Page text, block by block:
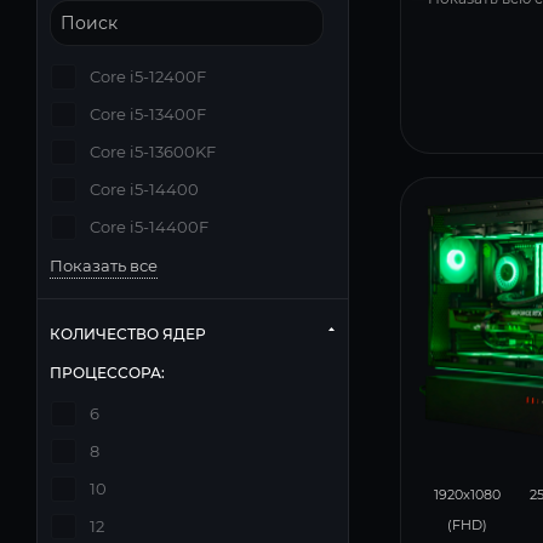
1920x1080
(FHD)
Core i5-12400F
Core i5-13400F
Core i5-13600KF
Core i5-14400
Core i5-14400F
Показать все
КОЛИЧЕСТВО ЯДЕР
ПРОЦЕССОРА:
6
8
10
12